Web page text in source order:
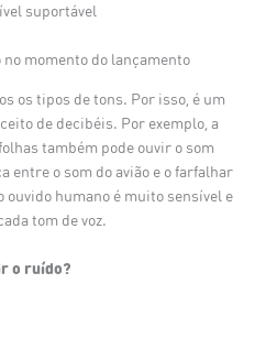
suportável
momento do lançamento
os tipos de tons. Por isso, é um
de decibéis. Por exemplo, a
também pode ouvir o som
entre o som do avião e o farfalhar
ouvido humano é muito sensível e
tom de voz.
o ruído?